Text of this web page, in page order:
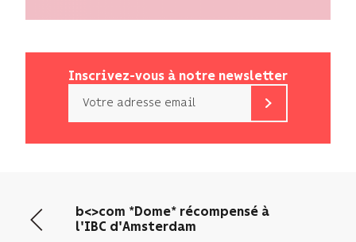
Inscrivez-vous à notre newsletter
n’utilise
que
pour
b<>com *Dome* récompensé à
l'IBC d'Amsterdam